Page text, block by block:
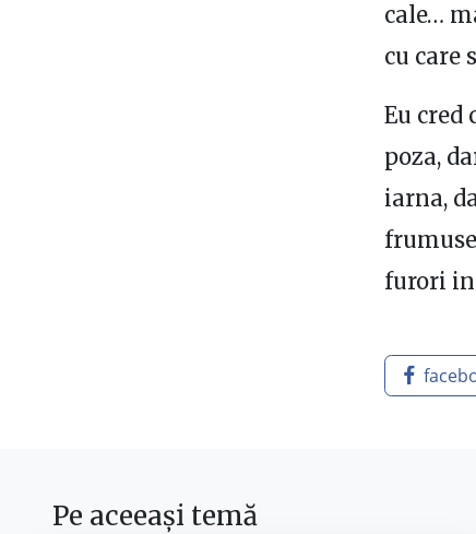
cale…
cu care
Eu
poza,
iarna,
furori in
Pe aceeași temă